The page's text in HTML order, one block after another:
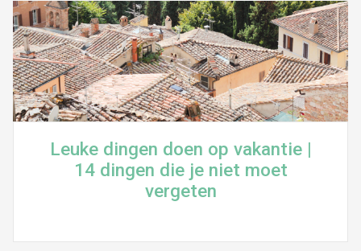
Leuke dingen doen op vakantie |
14 dingen die je niet moet
vergeten